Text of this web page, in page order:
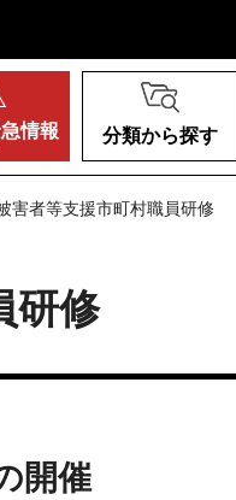
情報 分類から探す
害者等支援市町村職員研修
研修
開催